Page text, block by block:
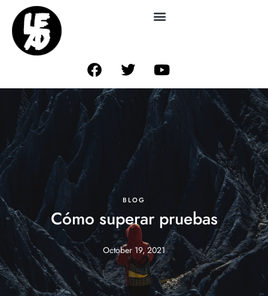
BLOG
Cómo superar pruebas
October 19, 2021